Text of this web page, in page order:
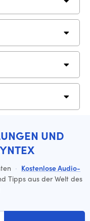
UND
· Kostenlose Audio-
Tipps aus der Welt des